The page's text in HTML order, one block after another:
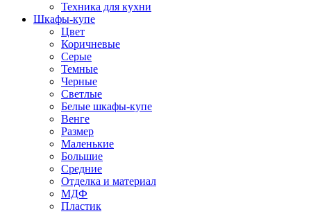
Техника для кухни
Шкафы-купе
Цвет
Коричневые
Серые
Темные
Черные
Светлые
Белые шкафы-купе
Венге
Размер
Маленькие
Большие
Средние
Отделка и материал
МДФ
Пластик